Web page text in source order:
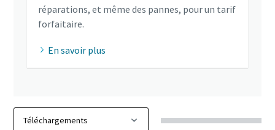
réparations, et même des pannes, pour un tarif
forfaitaire.
En savoir plus